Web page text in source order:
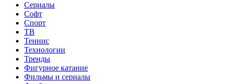
Сериалы
Софт
Спорт
ТВ
Теннис
Технологии
Тренды
Фигурное катание
Фильмы и сериалы